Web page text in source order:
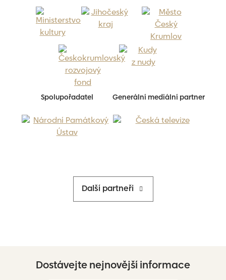
Spolupořadatel Generální mediální partner
Další partneři
Dostávejte nejnovější informace